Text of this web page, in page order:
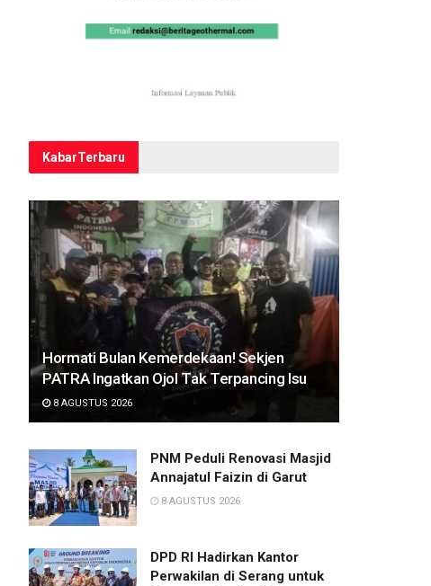
KabarTerbaru
Hormati Bulan Kemerdekaan! Sekjen
PATRA Ingatkan Ojol Tak Terpancing Isu
8 AGUSTUS 2026
PNM Peduli Renovasi Masjid
Annajatul Faizin di Garut
8 AGUSTUS 2026
DPD RI Hadirkan Kantor
Perwakilan di Serang untuk